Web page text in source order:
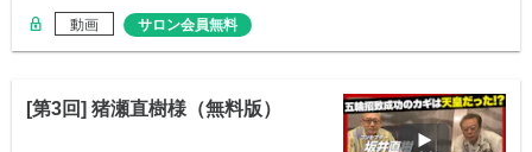
動画 サロン会員無料
[第3回] 猪瀬直樹様（無料版）